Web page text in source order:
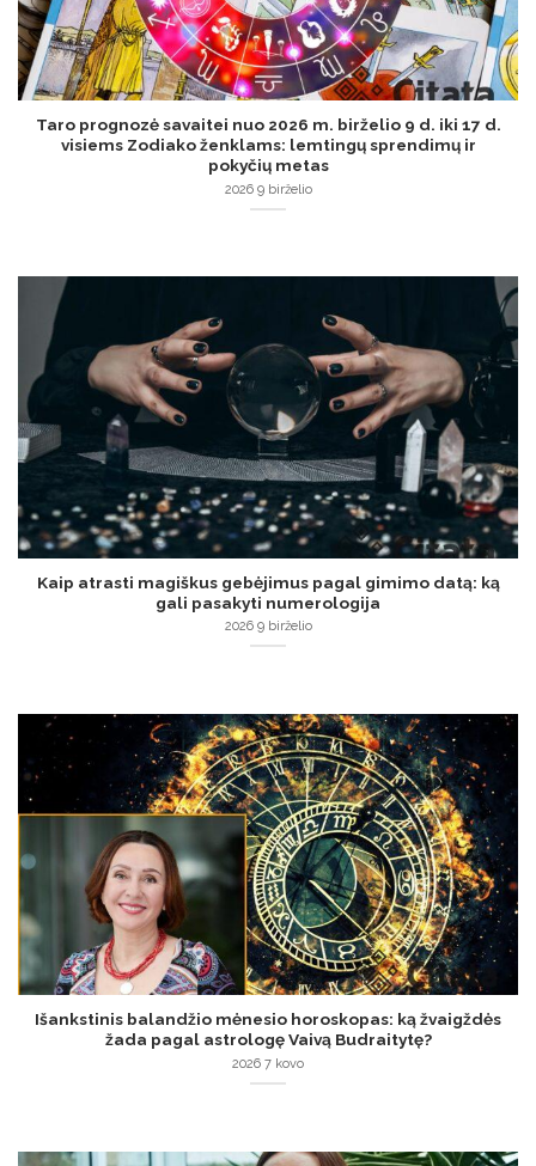
Taro prognozė savaitei nuo 2026 m. birželio 9 d. iki 17 d.
visiems Zodiako ženklams: lemtingų sprendimų ir
pokyčių metas
2026 9 birželio
Kaip atrasti magiškus gebėjimus pagal gimimo datą: ką
gali pasakyti numerologija
2026 9 birželio
Išankstinis balandžio mėnesio horoskopas: ką žvaigždės
žada pagal astrologę Vaivą Budraitytę?
2026 7 kovo